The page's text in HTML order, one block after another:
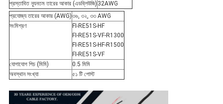
প্রস্তাবিত ন্যূনতম তারের আকার (এডব্লিউজি) 32AWG
প্রযোজ্য তারের আকার (AWG)৩৬, ৩২, ৩৩ AWG
সংমিশ্রণ
FI-RE51S-HF
FI-RE51S-VF-R1300
FI-RE51S-HF-R1500
FI-RE51S-VF
যোগাযোগ পিচ (মিমি)
0.5 মিমি
অবস্থান সংখ্যা
৫১ টি পোস্ট